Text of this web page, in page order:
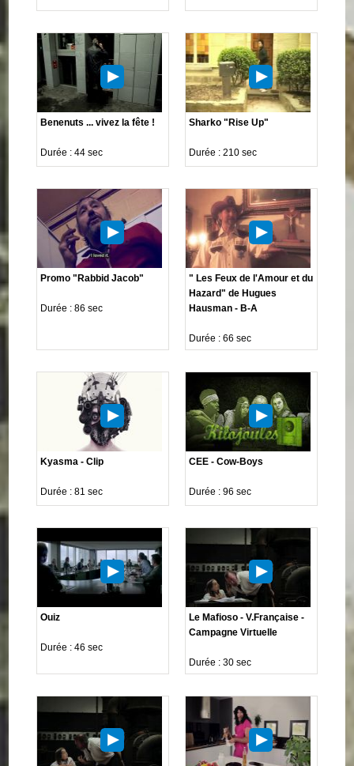
Benenuts ... vivez la fête !
Durée : 44 sec
Sharko "Rise Up"
Durée : 210 sec
Promo "Rabbid Jacob"
Durée : 86 sec
" Les Feux de l'Amour et du
Hazard" de Hugues
Hausman - B-A
Durée : 66 sec
Kyasma - Clip
Durée : 81 sec
CEE - Cow-Boys
Durée : 96 sec
Ouiz
Durée : 46 sec
Le Mafioso - V.Française -
Campagne Virtuelle
Durée : 30 sec